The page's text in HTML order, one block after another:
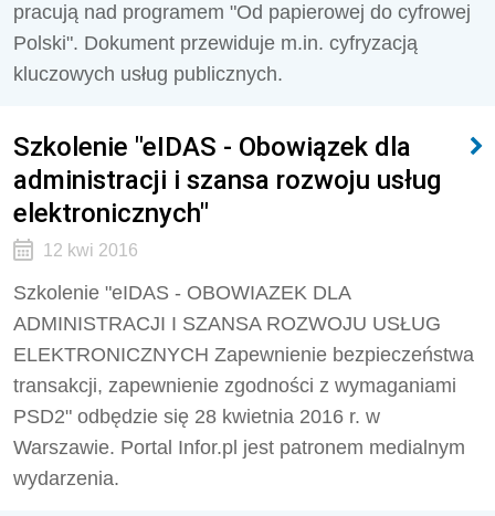
pracują nad programem "Od papierowej do cyfrowej
Polski". Dokument przewiduje m.in. cyfryzacją
kluczowych usług publicznych.
Szkolenie "eIDAS - Obowiązek dla
administracji i szansa rozwoju usług
elektronicznych"
12 kwi 2016
Szkolenie "eIDAS - OBOWIAZEK DLA
ADMINISTRACJI I SZANSA ROZWOJU USŁUG
ELEKTRONICZNYCH Zapewnienie bezpieczeństwa
transakcji, zapewnienie zgodności z wymaganiami
PSD2" odbędzie się 28 kwietnia 2016 r. w
Warszawie. Portal Infor.pl jest patronem medialnym
wydarzenia.